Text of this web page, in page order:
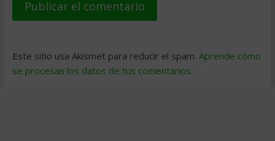
Este sitio usa Akismet para reducir el spam. Aprende cómo
se procesan los datos de tus comentarios.